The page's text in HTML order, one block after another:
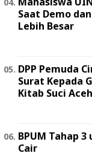
Saat Demo
Lebih Besar
DPP Pemuda
Surat Kepada
Kitab Suci Aceh
BPUM Tahap
Cair